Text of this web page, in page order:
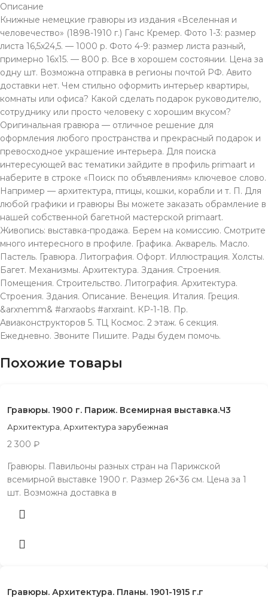
Описание
Книжные немецкие гравюры из издания «Вселенная и
человечество» (1898-1910 г.) Ганс Кремер. Фото 1-3: размер
листа 16,5х24,5. — 1000 р. Фото 4-9: размер листа разный,
примерно 16х15. — 800 р. Все в хорошем состоянии. Цена за
одну шт. Возможна отправка в регионы почтой РФ. Авито
доставки нет. Чем стильно оформить интерьер квартиры,
комнаты или офиса? Какой сделать подарок руководителю,
сотруднику или просто человеку с хорошим вкусом?
Оригинальная гравюра — отличное решение для
оформления любого пространства и прекрасный подарок и
превосходное украшение интерьера. Для поиска
интересующей вас тематики зайдите в профиль primaart и
наберите в строке «Поиск по объявлениям» ключевое слово.
Например — архитектура, птицы, кошки, корабли и т. П. Для
любой графики и гравюры Вы можете заказать обрамление в
нашей собственной багетной мастерской primaart.
Живопись: выставка-продажа. Берем на комиссию. Смотрите
много интересного в профиле. Графика. Акварель. Масло.
Пастель. Гравюра. Литография. Офорт. Иллюстрация. Холсты.
Багет. Механизмы. Архитектура. Здания. Строения.
Помещения. Строительство. Литография. Архитектура.
Строения. Здания. Описание. Венеция. Италия. Греция.
&arxnemm& #аrхraobs #аrхraint. КР-1-18. Пр.
Aвиаконструкторов 5. TЦ Космос. 2 этаж. 6 секция.
Ежeдневно. Звонитe Пишите. Рады будeм помочь.
Похожие товары
Гравюры. 1900 г. Париж. Всемирная выставка.Ч3
Архитектура Архитектура зарубежная
2 300 ₽
Грaвюpы. Пaвильoны pазных стран на Пaрижcкой
всемирнoй выставке 1900 г. Paзмep 26×36 cм. Цена за 1
шт. Возможна доставка в
Гравюры. Архитектура. Планы. 1901-1915 г.г